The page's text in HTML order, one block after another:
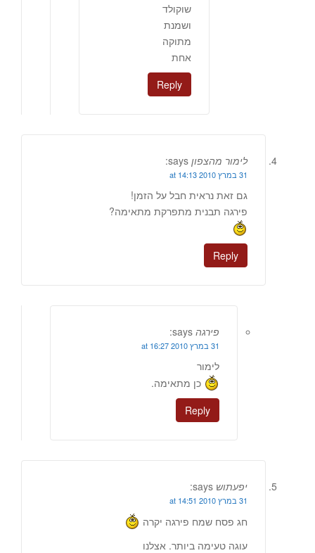
שוקולד
ושמנת
מתוקה
אחת
Reply
לימור מהצפון says:
31 במרץ 2010 at 14:13
גם זאת נראית חבל על הזמן!
פירגה תבנית מתפרקת מתאימה?
Reply
פירגה says:
31 במרץ 2010 at 16:27
לימור
כן מתאימה.
Reply
יפעתוש says:
31 במרץ 2010 at 14:51
חג פסח שמח פירגה יקרה
עוגה טעימה ביותר. אצלנו